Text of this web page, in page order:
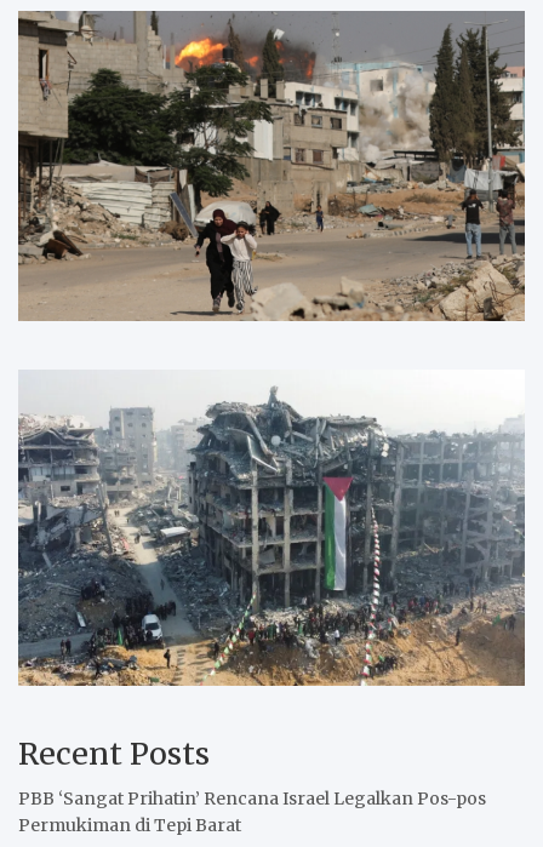
Recent Posts
PBB ‘Sangat Prihatin’ Rencana Israel Legalkan Pos-pos
Permukiman di Tepi Barat